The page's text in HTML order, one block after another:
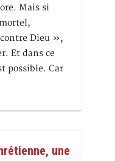
Mais si
Dieu »,
Et dans ce
possible. Car
une